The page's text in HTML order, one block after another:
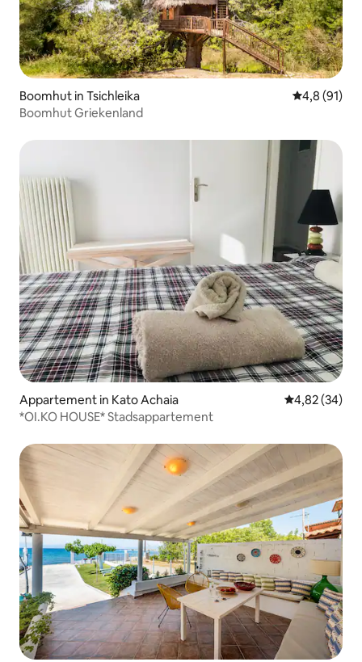
Boomhut in Tsichleika
4,8 (91)
Boomhut Griekenland
Appartement in Kato Achaia Gemiddelde
4,82 (34)
*OI.KO HOUSE* Stadsappartement